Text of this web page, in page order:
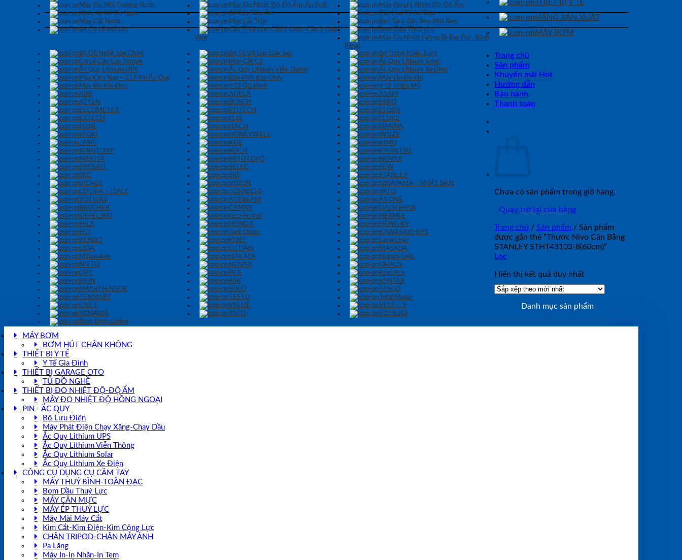
Máy Đo Môi Trường Nước
Máy Đo Nhiệt Độ-Độ Ẩm-Áp Suất
Máy Đo pH-Nhiệt Độ-Độ Ẩm
Khúc Xạ Kế Đo Ngọt
Bể Rửa Siêu Âm
Các Loại Tủ An Toàn
Máy Cất Nước
Máy Lắc Trộn
Ren Taro-Bàn Ren-Mũi Ren
Bộ Cờ Lê Mỏ Lết
Cảo Thuỷ Lực-Cảo 2 Chấu-Cảo 3 Chấu-
Vam
Bơm Dầu Thuỷ Lực
Máy Gia Nhiệt ( Vòng Bi-Bạc Đạn-Bánh
Răng)
Bộ Đồ Nghề Sửa Chữa
Bộ Tô Vít Lục Giác Sao
Bộ Tròng Khẩu Tuýp
Cờ Lê Cân Lực Torque
Máy Cắt Cỏ
Ắc Quy Lithium Solar
Ắc Quy Lithium UPS
Ắc Quy Lithium Viễn Thông
Ắc Quy Lithium Xe Điện
Phụ Kiện Nạp – Cell Pin Ắc Quy
Báo Khói Báo Cháy
Máy Đo Đa Khí
Máy Đo Khí Đơn
THIẾT BỊ Y TẾ
Y Tế Gia Đình Y Tế Thẩm Mỹ
HÃNG SẢN XUẤT
ABB ADELA
ASAKI
ATTEN
BOSCH
EBRO
ELCOMETER
ELITECH
ELORA
EXTECH
FLIR
FLUKE
FUJIE
HACH
HANNA
HIOKI
HONEYWELL
INSIZE
JASIC
KDE
KIMO
KINGTONY
KOCU
KYORITSU
MAKITA
MITUTOYO
NOVAX
PROSKIT
SELEC
SEW
SKC
SKF
STANLEY
VICADI
VISION
HIRAYAMA – NHẬT BẢN
OPTIKA – ITALY
TOHNICHI
YATO
YOTSUGI
ACEBEAM
AS ONE
BROTHER
CAMRY
DALUSHAN
DEFELSKO
Geo-Fennel
HERMLE
HILA
HONDA
HỒNG KÝ
HTI
Jack Olsen
KAWASAKI-KPT
KENBO
KORT
LaserLiner
LIOA
LUTIAN
MASADA
Milwaukee
NAKATA
Niigata Seiki
NITTO
NOVAX
OHAUS
OPT
PCE
Regeltex
RION
RSK
SANTAK
SMARTSENSOR
SOLO
TASCO
TENMART
TESTO
Total Meter
UNI-T
VALUE
VELP – Ý
YAMAWA
YATO YOTSUGI
MÁY BƠM
Bơm Định Lượng
Trang chủ
Sản phẩm
Khuyến mãi Hot
Hướng dẫn
Bảo hành
Thanh toán
Chưa có sản phẩm trong giỏ hàng.
Quay trở lại cửa hàng
Trang chủ / Sản phẩm / Sản phẩm
được gắn thẻ “Thước Nivo Cân Bằng
STANLEY STHT43103-8(60cm)”
Lọc
Hiển thị kết quả duy nhất
Danh mục sản phẩm
MÁY BƠM
BƠM HÚT CHÂN KHÔNG
THIẾT BỊ Y TẾ
Y Tế Gia Đình
THIẾT BỊ GARAGE OTO
TỦ ĐỒ NGHỀ
THIẾT BỊ ĐO NHIỆT ĐỘ-ĐỘ ẨM
MÁY ĐO NHIỆT ĐỘ HỒNG NGOẠI
PIN - ẮC QUY
Bộ Lưu Điện
Máy Phát Điện Chạy Xăng-Chạy Dầu
Ắc Quy Lithium UPS
Ắc Quy Lithium Viễn Thông
Ắc Quy Lithium Solar
Ắc Quy Lithium Xe Điện
CÔNG CỤ DỤNG CỤ CẦM TAY
MÁY THUỶ BÌNH-TOÀN ĐẠC
Bơm Dầu Thuỷ Lực
MÁY CÂN MỰC
MÁY ÉP THUỶ LỰC
Máy Mài Máy Cắt
Kìm Cắt-Kìm Điện-Kìm Cộng Lực
CHÂN TRIPOD-CHÂN MÁY ẢNH
Pa Lăng
Máy In-In Nhãn-In Tem